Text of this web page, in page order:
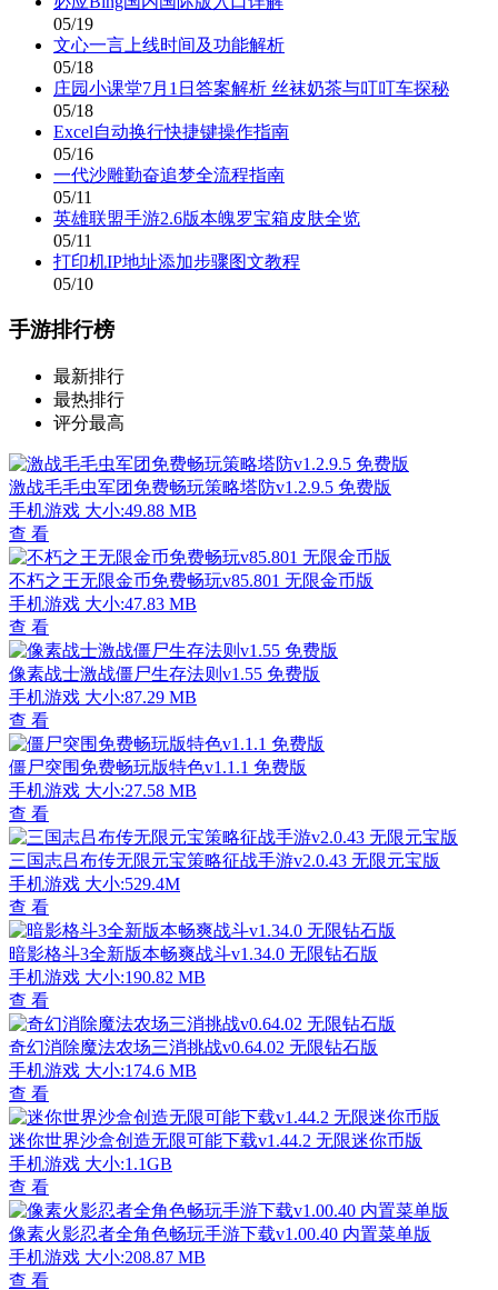
05/19
文心一言上线时间及功能解析
05/18
庄园小课堂7月1日答案解析 丝袜奶茶与叮叮车探秘
05/18
Excel自动换行快捷键操作指南
05/16
一代沙雕勤奋追梦全流程指南
05/11
英雄联盟手游2.6版本魄罗宝箱皮肤全览
05/11
打印机IP地址添加步骤图文教程
05/10
手游排行榜
最新排行
最热排行
评分最高
激战毛毛虫军团免费畅玩策略塔防v1.2.9.5 免费版
手机游戏 大小:49.88 MB
查 看
不朽之王无限金币免费畅玩v85.801 无限金币版
手机游戏 大小:47.83 MB
查 看
像素战士激战僵尸生存法则v1.55 免费版
手机游戏 大小:87.29 MB
查 看
僵尸突围免费畅玩版特色v1.1.1 免费版
手机游戏 大小:27.58 MB
查 看
三国志吕布传无限元宝策略征战手游v2.0.43 无限元宝版
手机游戏 大小:529.4M
查 看
暗影格斗3全新版本畅爽战斗v1.34.0 无限钻石版
手机游戏 大小:190.82 MB
查 看
奇幻消除魔法农场三消挑战v0.64.02 无限钻石版
手机游戏 大小:174.6 MB
查 看
迷你世界沙盒创造无限可能下载v1.44.2 无限迷你币版
手机游戏 大小:1.1GB
查 看
像素火影忍者全角色畅玩手游下载v1.00.40 内置菜单版
手机游戏 大小:208.87 MB
查 看